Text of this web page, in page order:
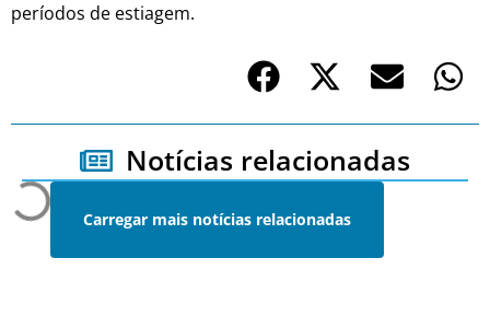
períodos de estiagem.
Notícias relacionadas
Carregar mais notícias relacionadas